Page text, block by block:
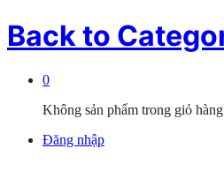
Back to
0
Không sản phẩm trong giỏ
Đăng nhập